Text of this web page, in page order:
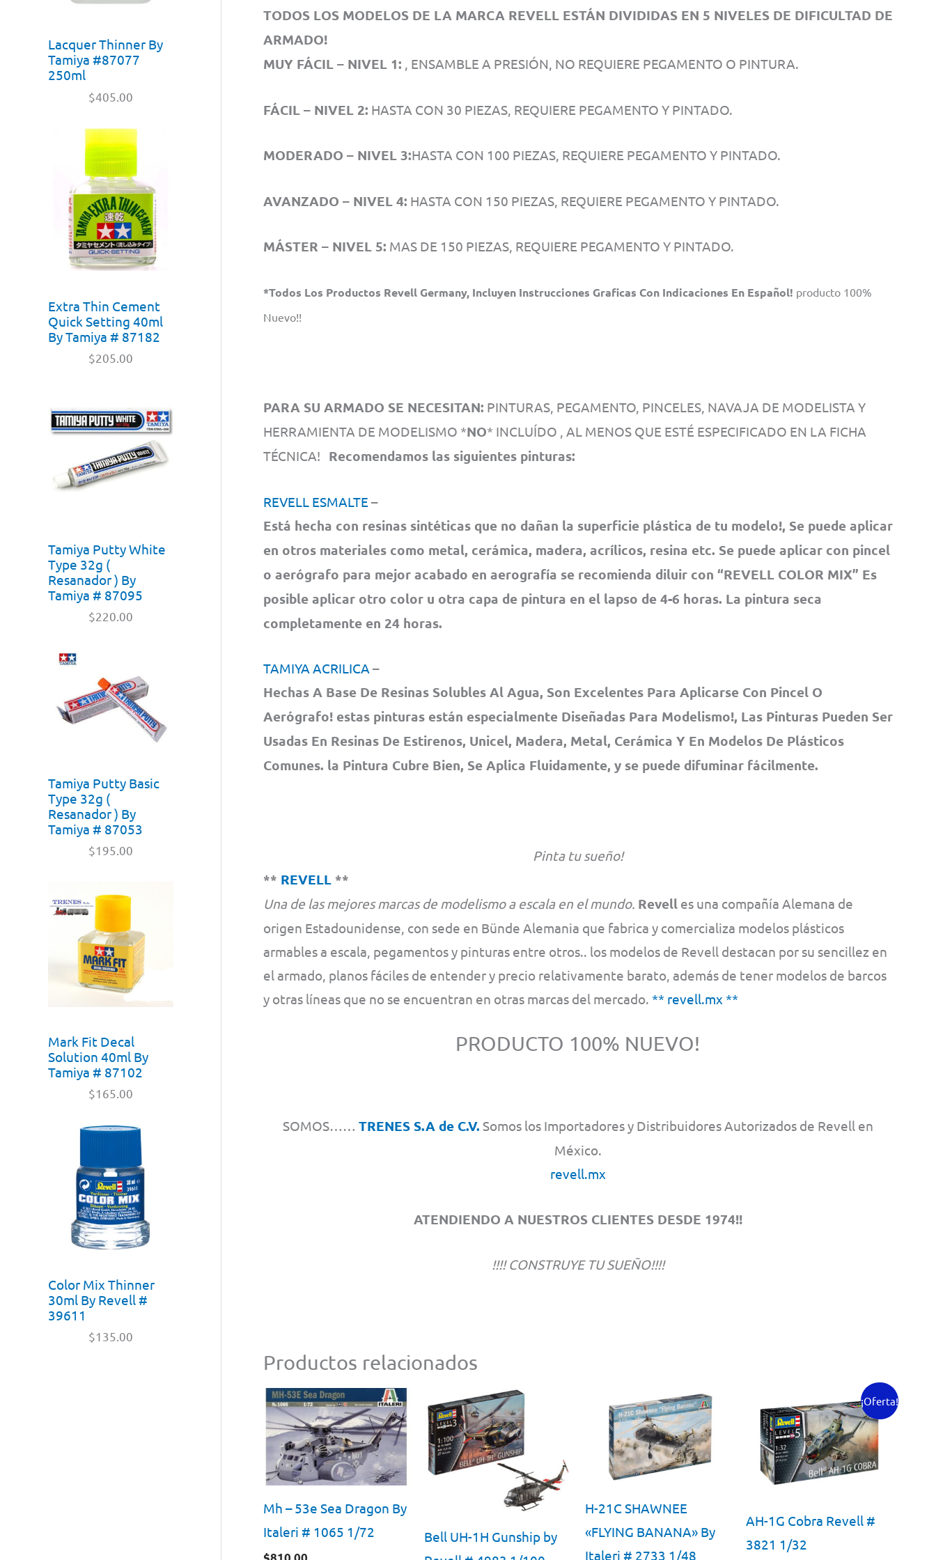
Lacquer Thinner By
Tamiya #87077
250ml
$405.00
Extra Thin Cement
Quick Setting 40ml
By Tamiya # 87182
$205.00
Tamiya Putty White
Type 32g (
Resanador ) By
Tamiya # 87095
$220.00
Tamiya Putty Basic
Type 32g (
Resanador ) By
Tamiya # 87053
$195.00
Mark Fit Decal
Solution 40ml By
Tamiya # 87102
$165.00
Color Mix Thinner
30ml By Revell #
39611
$135.00
TODOS LOS MODELOS DE LA MARCA REVELL ESTÁN DIVIDIDAS EN 5 NIVELES DE DIFICULTAD DE
ARMADO!
MUY FÁCIL – NIVEL 1: , ENSAMBLE A PRESIÓN, NO REQUIERE PEGAMENTO O PINTURA.
FÁCIL – NIVEL 2: HASTA CON 30 PIEZAS, REQUIERE PEGAMENTO Y PINTADO.
MODERADO – NIVEL 3:HASTA CON 100 PIEZAS, REQUIERE PEGAMENTO Y PINTADO.
AVANZADO – NIVEL 4: HASTA CON 150 PIEZAS, REQUIERE PEGAMENTO Y PINTADO.
MÁSTER – NIVEL 5: MAS DE 150 PIEZAS, REQUIERE PEGAMENTO Y PINTADO.
*Todos Los Productos Revell Germany, Incluyen Instrucciones Graficas Con Indicaciones En Español! producto 100%
Nuevo!!
PARA SU ARMADO SE NECESITAN: PINTURAS, PEGAMENTO, PINCELES, NAVAJA DE MODELISTA Y
HERRAMIENTA DE MODELISMO *NO* INCLUÍDO , AL MENOS QUE ESTÉ ESPECIFICADO EN LA FICHA
TÉCNICA! Recomendamos las siguientes pinturas:
REVELL ESMALTE –
Está hecha con resinas sintéticas que no dañan la superficie plástica de tu modelo!, Se puede aplicar
en otros materiales como metal, cerámica, madera, acrílicos, resina etc. Se puede aplicar con pincel
o aerógrafo para mejor acabado en aerografía se recomienda diluir con “REVELL COLOR MIX” Es
posible aplicar otro color u otra capa de pintura en el lapso de 4-6 horas. La pintura seca
completamente en 24 horas.
TAMIYA ACRILICA –
Hechas A Base De Resinas Solubles Al Agua, Son Excelentes Para Aplicarse Con Pincel O
Aerógrafo! estas pinturas están especialmente Diseñadas Para Modelismo!, Las Pinturas Pueden Ser
Usadas En Resinas De Estirenos, Unicel, Madera, Metal, Cerámica Y En Modelos De Plásticos
Comunes. la Pintura Cubre Bien, Se Aplica Fluidamente, y se puede difuminar fácilmente.
Pinta tu sueño!
** REVELL**
Una de las mejores marcas de modelismo a escala en el mundo. Revell es una compañía Alemana de
origen Estadounidense, con sede en Bünde Alemania que fabrica y comercializa modelos plásticos
armables a escala, pegamentos y pinturas entre otros.. los modelos de Revell destacan por su sencillez en
el armado, planos fáciles de entender y precio relativamente barato, además de tener modelos de barcos
y otras líneas que no se encuentran en otras marcas del mercado. ** revell.mx **
PRODUCTO 100% NUEVO!
SOMOS…… TRENES S.A de C.V. Somos los Importadores y Distribuidores Autorizados de Revell en
México.
revell.mx
ATENDIENDO A NUESTROS CLIENTES DESDE 1974!!
!!!! CONSTRUYE TU SUEÑO!!!!
Productos relacionados
Mh – 53e Sea Dragon By
Italeri # 1065 1/72
Bell UH-1H Gunship by
H-21C SHAWNEE
«FLYING BANANA» By
Italeri # 2733 1/48
¡Oferta!
AH-1G Cobra Revell #
3821 1/32